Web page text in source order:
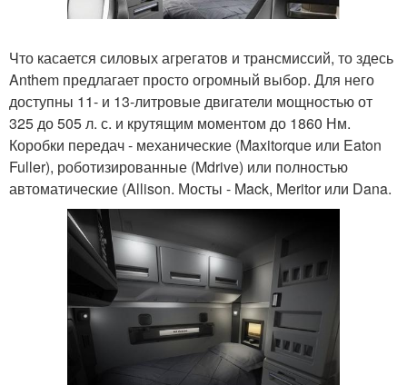
Что касается силовых агрегатов и трансмиссий, то здесь
Anthem предлагает просто огромный выбор. Для него
доступны 11- и 13-литровые двигатели мощностью от
325 до 505 л. с. и крутящим моментом до 1860 Нм.
Коробки передач - механические (Maxitorque или Eaton
Fuller), роботизированные (Mdrive) или полностью
автоматические (Allison. Мосты - Mack, Meritor или Dana.